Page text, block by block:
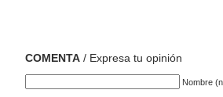
COMENTA / Expresa tu opinión
Nombre